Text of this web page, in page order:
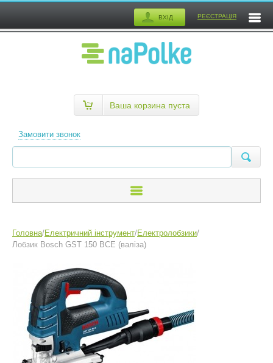
ВХІД РЕЄСТРАЦІЯ
Замовити звонок
Ваша корзина пуста
Головна/Електричний інструмент/Електролобзики/
Лобзик Bosch GST 150 BCE (валіза)